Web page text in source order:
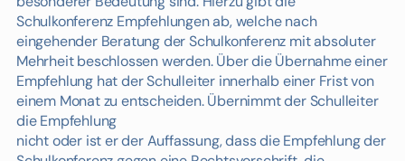
Schulkonferenz Empfehlungen ab, welche nach
eingehender Beratung der Schulkonferenz mit absoluter
Mehrheit beschlossen werden. Über die Übernahme einer
Empfehlung hat der Schulleiter innerhalb einer Frist von
einem Monat zu entscheiden. Übernimmt der Schulleiter
die Empfehlung
nicht oder ist er der Auffassung, dass die Empfehlung der